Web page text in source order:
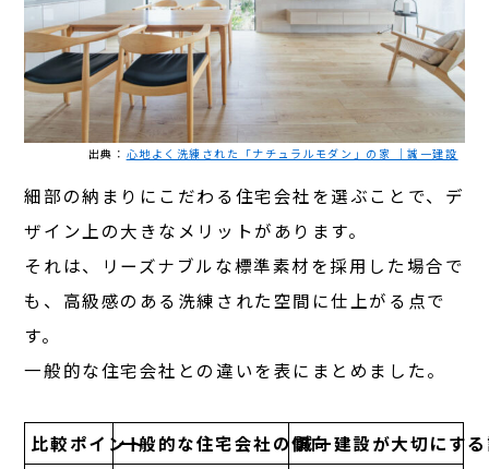
出典： 心地よく洗練された「ナチュラルモダン」の家 ｜誠一建設
細部の納まりにこだわる住宅会社を選ぶことで、デ
ザイン上の大きなメリットがあります。
それは、リーズナブルな標準素材を採用した場合で
も、高級感のある洗練された空間に仕上がる点で
す。
一般的な住宅会社との違いを表にまとめました。
比較ポイント一般的な住宅会社の傾向誠一建設が大切にす